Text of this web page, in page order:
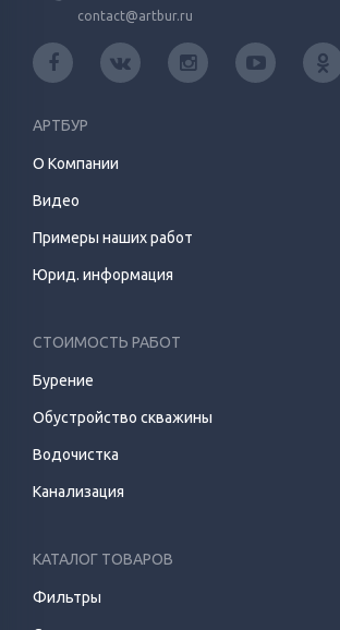
contact@artbur.ru
АРТБУР
О Компании
Видео
Примеры наших работ
Юрид. информация
СТОИМОСТЬ РАБОТ
Бурение
Обустройство скважины
Водочистка
Канализация
КАТАЛОГ ТОВАРОВ
Фильтры